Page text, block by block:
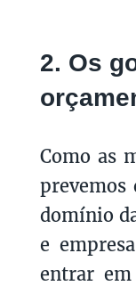
2. Os
Como as
prevemos
domínio
e
entrar